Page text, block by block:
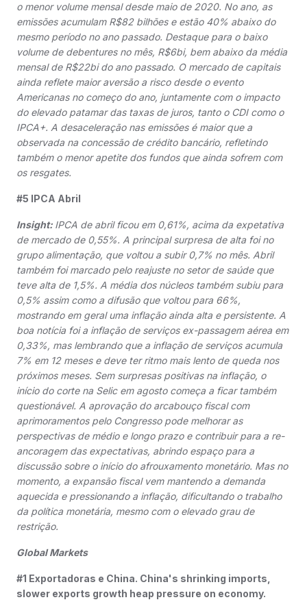
o menor volume mensal desde maio de 2020. No ano, as
emissões acumulam R$82 bilhões e estão 40% abaixo do
mesmo período no ano passado. Destaque para o baixo
volume de debentures no mês, R$6bi, bem abaixo da média
mensal de R$22bi do ano passado. O mercado de capitais
ainda reflete maior aversão a risco desde o evento
Americanas no começo do ano, juntamente com o impacto
do elevado patamar das taxas de juros, tanto o CDI como o
IPCA+. A desaceleração nas emissões é maior que a
observada na concessão de crédito bancário, refletindo
também o menor apetite dos fundos que ainda sofrem com
os resgates.
#5 IPCA Abril
Insight: IPCA de abril ficou em 0,61%, acima da expetativa
de mercado de 0,55%. A principal surpresa de alta foi no
grupo alimentação, que voltou a subir 0,7% no mês. Abril
também foi marcado pelo reajuste no setor de saúde que
teve alta de 1,5%. A média dos núcleos também subiu para
0,5% assim como a difusão que voltou para 66%,
mostrando em geral uma inflação ainda alta e persistente. A
boa notícia foi a inflação de serviços ex-passagem aérea em
0,33%, mas lembrando que a inflação de serviços acumula
7% em 12 meses e deve ter ritmo mais lento de queda nos
próximos meses. Sem surpresas positivas na inflação, o
início do corte na Selic em agosto começa a ficar também
questionável. A aprovação do arcabouço fiscal com
aprimoramentos pelo Congresso pode melhorar as
perspectivas de médio e longo prazo e contribuir para a re-
ancoragem das expectativas, abrindo espaço para a
discussão sobre o início do afrouxamento monetário. Mas no
momento, a expansão fiscal vem mantendo a demanda
aquecida e pressionando a inflação, dificultando o trabalho
da política monetária, mesmo com o elevado grau de
restrição.
Global Markets
#1 Exportadoras e China. China's shrinking imports,
slower exports growth heap pressure on economy.